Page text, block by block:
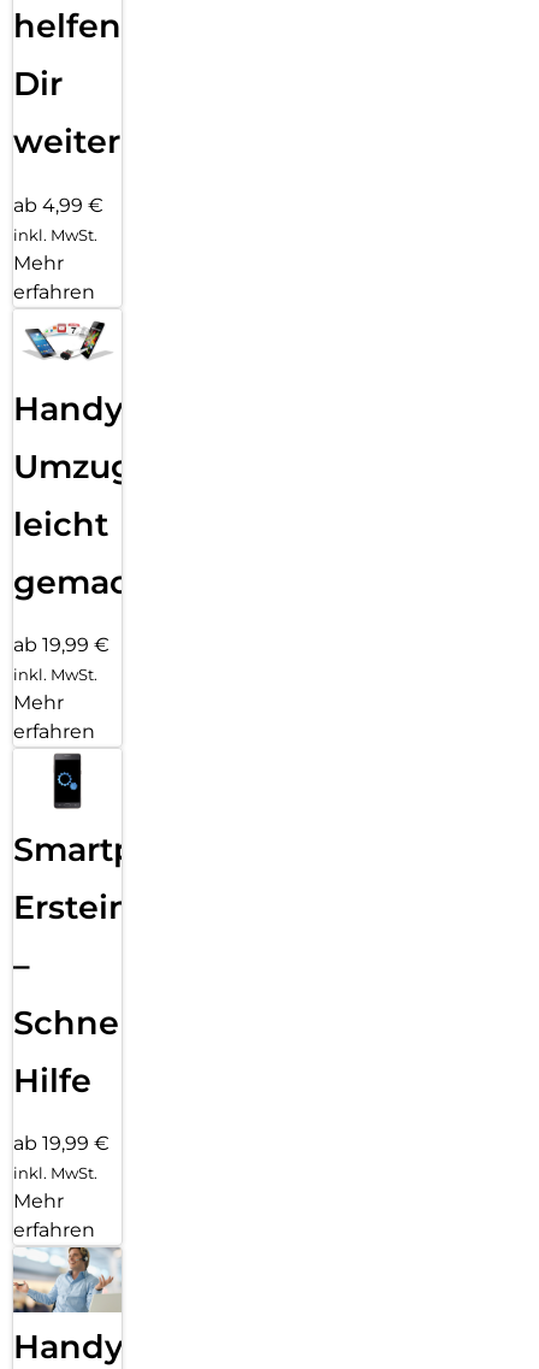
helfen
Dir
weiter
ab 4,99 €
inkl. MwSt.
Mehr
erfahren
Handy
Umzug
leicht
gemacht!
ab 19,99 €
inkl. MwSt.
Mehr
erfahren
Smartphone
Ersteinrichtung
–
Schnelle
Hilfe
ab 19,99 €
inkl. MwSt.
Mehr
erfahren
Handy